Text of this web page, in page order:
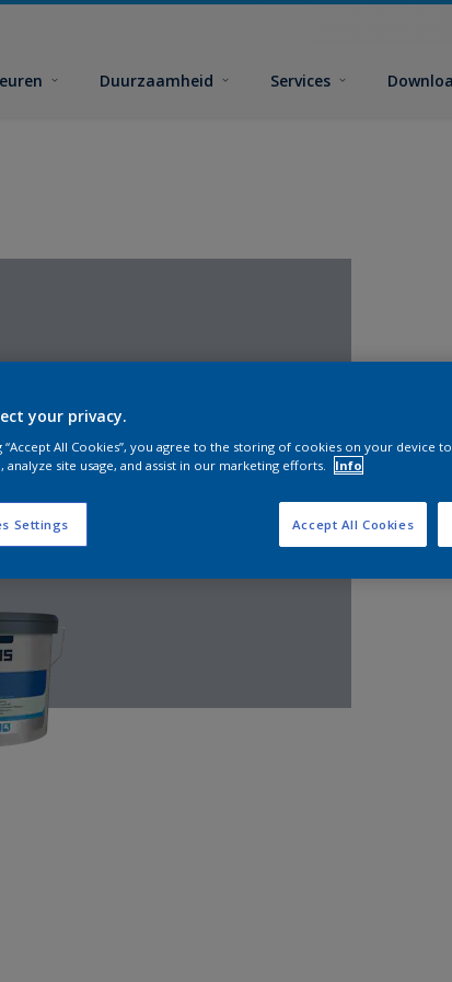
Duurzaamheid Services
your privacy.
“Accept All Cookies”, you agree to the storing of cookies on your device
analyze site usage, and assist in our marketing efforts.
Info
Settings Accept All Cookies